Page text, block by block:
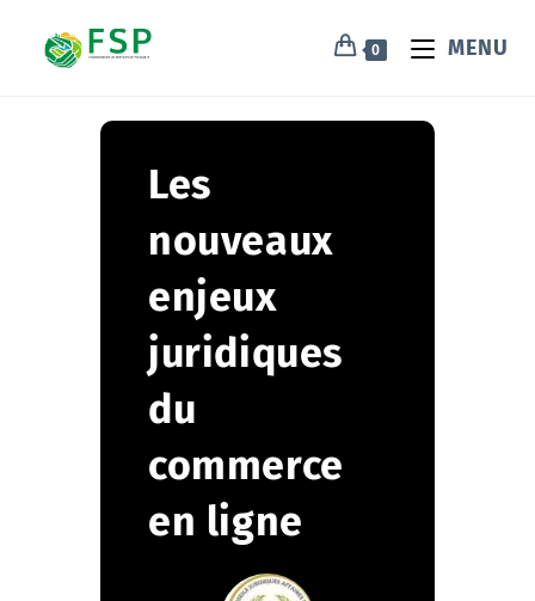
0 MENU
Les
nouveaux
enjeux
juridiques
du
commerce
en ligne